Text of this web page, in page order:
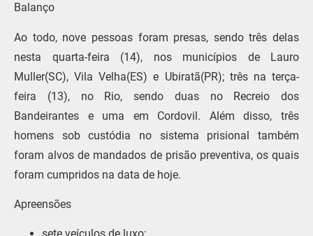
Balanço
Ao todo, nove pessoas foram presas, sendo três delas
nesta quarta-feira (14), nos municípios de Lauro
Muller(SC), Vila Velha(ES) e Ubiratã(PR); três na terça-
feira (13), no Rio, sendo duas no Recreio dos
Bandeirantes e uma em Cordovil. Além disso, três
homens sob custódia no sistema prisional também
foram alvos de mandados de prisão preventiva, os quais
foram cumpridos na data de hoje.
Apreensões